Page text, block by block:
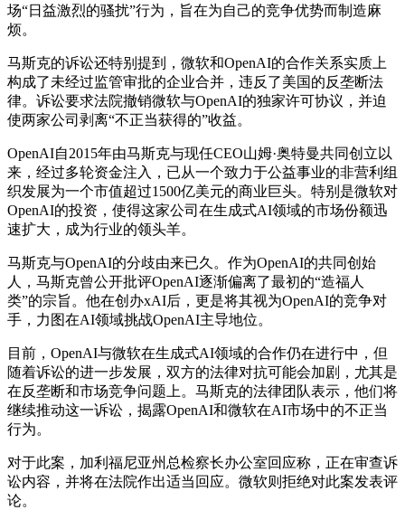
场“日益激烈的骚扰”行为，旨在为自己的竞争优势而制造麻
烦。
马斯克的诉讼还特别提到，微软和OpenAI的合作关系实质上
构成了未经过监管审批的企业合并，违反了美国的反垄断法
律。诉讼要求法院撤销微软与OpenAI的独家许可协议，并迫
使两家公司剥离“不正当获得的”收益。
OpenAI自2015年由马斯克与现任CEO山姆·奥特曼共同创立以
来，经过多轮资金注入，已从一个致力于公益事业的非营利组
织发展为一个市值超过1500亿美元的商业巨头。特别是微软对
OpenAI的投资，使得这家公司在生成式AI领域的市场份额迅
速扩大，成为行业的领头羊。
马斯克与OpenAI的分歧由来已久。作为OpenAI的共同创始
人，马斯克曾公开批评OpenAI逐渐偏离了最初的“造福人
类”的宗旨。他在创办xAI后，更是将其视为OpenAI的竞争对
手，力图在AI领域挑战OpenAI主导地位。
目前，OpenAI与微软在生成式AI领域的合作仍在进行中，但
随着诉讼的进一步发展，双方的法律对抗可能会加剧，尤其是
在反垄断和市场竞争问题上。马斯克的法律团队表示，他们将
继续推动这一诉讼，揭露OpenAI和微软在AI市场中的不正当
行为。
对于此案，加利福尼亚州总检察长办公室回应称，正在审查诉
讼内容，并将在法院作出适当回应。微软则拒绝对此案发表评
论。